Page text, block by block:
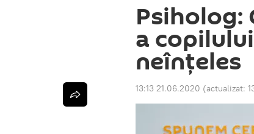
Psiholog:
a
neînțeles
13:13 21.06.2020 (actualizat: